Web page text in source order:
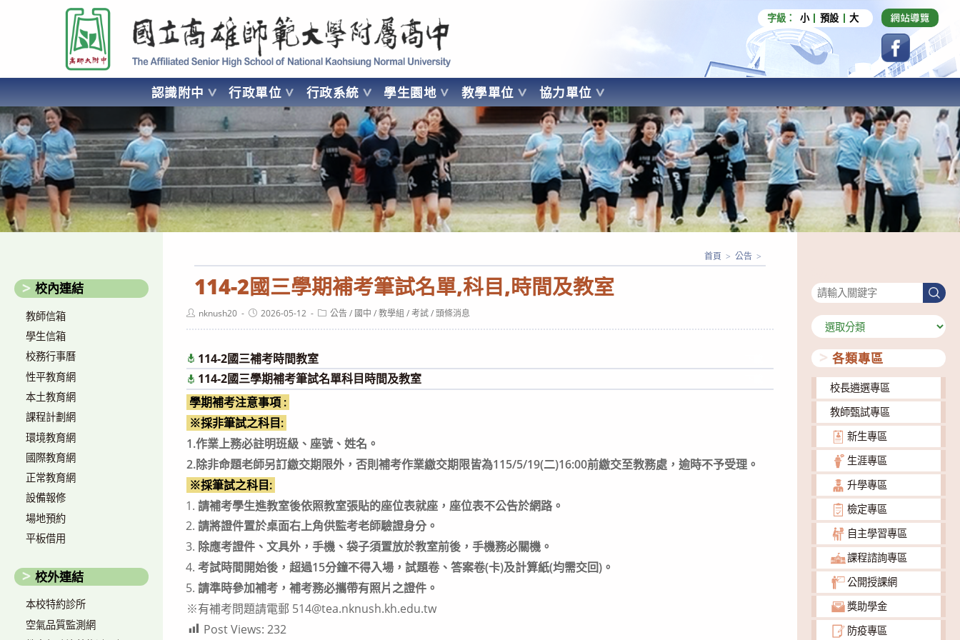
要
容
國立高雄師範大學附屬高級中學 Affiliated Senior High School of National Kaohsiung Normal University
字級： 小 預設 大
認識附中 行政單位 行政系統 學生園地 教學單位 協力單位
AFFILIATED SENIOR HIGH SCHOOL OF NATIONAL KAOHSIUNG NORMAL UNIVERSITY
114-2國三學期補考筆試名單,科目,時間及教室
首頁 > 公告 >
Postnknush20
Post2026-05-12
Post公告 / 國中 / 教學組 / 考試 / 頭條消息
114-2國三補考時間教室
114-2國三學期補考筆試名單科目時間及教室
學期補考注意事項 :
※採非筆試之科目:
1.作業上務必註明班級、座號、姓名。
2.除非命題老師另訂繳交期限外，否則補考作業繳交期限皆為115/5/19(二)16:00前繳交至教務處，逾時不予受理。
※採筆試之科目:
請補考學生進教室後依照教室張貼的座位表就座，座位表不公告於網路。
請將證件置於桌面右上角供監考老師驗證身分。
除應考證件、文具外，手機、袋子須置放於教室前後，手機務必關機。
考試時間開始後，超過15分鐘不得入場，試題卷、答案卷(卡)及計算紙(均需交回)。
請準時參加補考，補考務必攜帶有照片之證件。
※有補考問題請電郵 514@tea.nknush.kh.edu.tw
Post Views: 232
校內連結
教師信箱
學生信箱
校務行事曆
性平教育網
本土教育網
課程計劃網
環境教育網
國際教育網
正常教育網
設備報修
場地預約
平板借用
校外連結
本校特約診所
空氣品質監測網
搜
尋
分
類
各類專區
校長遴選專區
教師甄試專區
新生專區
生涯專區
升學專區
檢定專區
自主學習專區
課程諮詢專區
公開授課網
獎助學金
防疫專區